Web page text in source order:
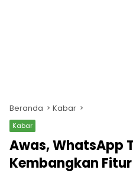
Beranda Kabar
Kabar
Awas, WhatsApp
Kembangkan